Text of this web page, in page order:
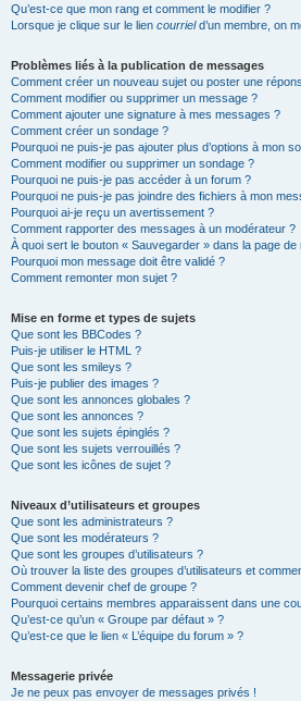
Qu’est-ce que mon rang et comment le modifier ?
Lorsque je clique sur le lien courrield’un membre, on
Problèmes liés à la publication de messages
Comment créer un nouveau sujet ou poster une
Comment modifier ou supprimer un message ?
Comment ajouter une signature à mes messages ?
Comment créer un sondage ?
Pourquoi ne puis-je pas ajouter plus d’options à mon
Comment modifier ou supprimer un sondage ?
Pourquoi ne puis-je pas accéder à un forum ?
Pourquoi ne puis-je pas joindre des fichiers à mon
Pourquoi ai-je reçu un avertissement ?
Comment rapporter des messages à un modérateur ?
À quoi sert le bouton « Sauvegarder » dans la page
Pourquoi mon message doit être validé ?
Comment remonter mon sujet ?
Mise en forme et types de sujets
Que sont les BBCodes ?
Puis-je utiliser le HTML ?
Que sont les smileys ?
Puis-je publier des images ?
Que sont les annonces globales ?
Que sont les annonces ?
Que sont les sujets épinglés ?
Que sont les sujets verrouillés ?
Que sont les icônes de sujet ?
Niveaux d’utilisateurs et groupes
Que sont les administrateurs ?
Que sont les modérateurs ?
Que sont les groupes d’utilisateurs ?
Où trouver la liste des groupes d’utilisateurs et
Comment devenir chef de groupe ?
Pourquoi certains membres apparaissent dans une
Qu’est-ce qu’un « Groupe par défaut » ?
Qu’est-ce que le lien « L’équipe du forum » ?
Messagerie privée
Je ne peux pas envoyer de messages privés !